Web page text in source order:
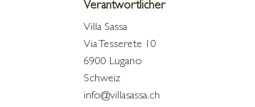
Verantwortlicher
Villa Sassa
Via Tesserete 10
6900 Lugano
Schweiz
info@villasassa.ch